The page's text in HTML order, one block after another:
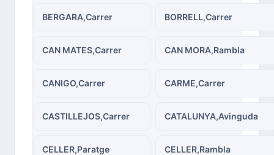
BERGARA,Carrer BORRELL,Carrer
CAN MATES,Carrer CAN MORA,Rambla
CANIGO,Carrer CARME,Carrer
CASTILLEJOS,Carrer CATALUNYA,Avinguda
CELLER,Paratge CELLER,Rambla